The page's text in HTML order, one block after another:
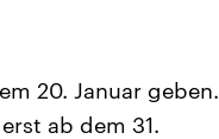
20. Januar geben.
ab dem 31.